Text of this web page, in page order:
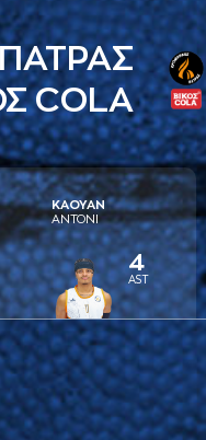
COLA
ΚAΟΥAΝ
AΝΤΟΝΙ
4
AST